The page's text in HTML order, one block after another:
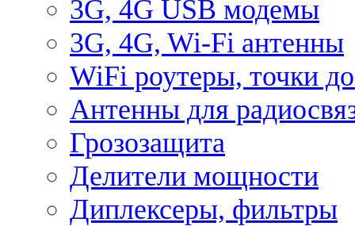
3G, 4G USB модемы
3G, 4G, Wi-Fi антенны
WiFi роутеры, точки
Антенны для
Грозозащита
Делители мощности
Диплексеры, фильтры